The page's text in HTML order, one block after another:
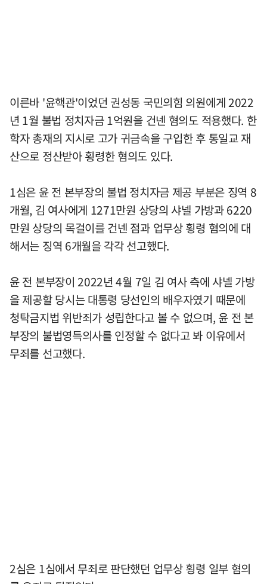
이른바 '윤핵관'이었던 권성동 국민의힘 의원에게 2022
년 1월 불법 정치자금 1억원을 건넨 혐의도 적용했다. 한
학자 총재의 지시로 고가 귀금속을 구입한 후 통일교 재
산으로 정산받아 횡령한 혐의도 있다.
1심은 윤 전 본부장의 불법 정치자금 제공 부분은 징역 8
개월, 김 여사에게 1271만원 상당의 샤넬 가방과 6220
만원 상당의 목걸이를 건넨 점과 업무상 횡령 혐의에 대
해서는 징역 6개월을 각각 선고했다.
윤 전 본부장이 2022년 4월 7일 김 여사 측에 샤넬 가방
을 제공할 당시는 대통령 당선인의 배우자였기 때문에
청탁금지법 위반죄가 성립한다고 볼 수 없으며, 윤 전 본
부장의 불법영득의사를 인정할 수 없다고 봐 이유에서
무죄를 선고했다.
2심은 1심에서 무죄로 판단했던 업무상 횡령 일부 혐의